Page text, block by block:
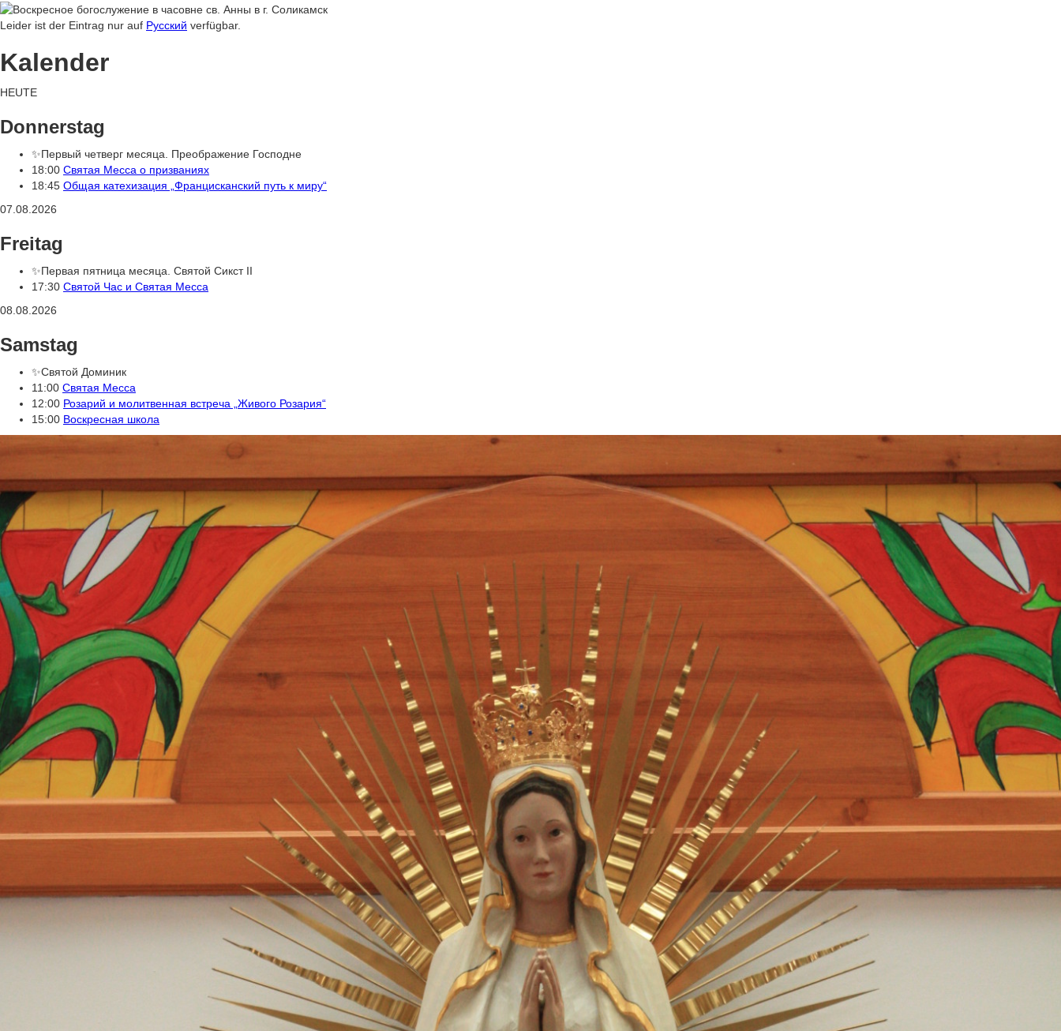
Leider ist der Eintrag nur auf Русский verfügbar.
Kalender
HEUTE
Donnerstag
✨Первый четверг месяца. Преображение Господне
18:00 Святая Месса о призваниях
18:45 Общая катехизация „Францисканский путь к миру“
07.08.2026
Freitag
✨Первая пятница месяца. Святой Сикст II
17:30 Святой Час и Святая Месса
08.08.2026
Samstag
✨Святой Доминик
11:00 Святая Месса
12:00 Розарий и молитвенная встреча „Живого Розария“
15:00 Воскресная школа